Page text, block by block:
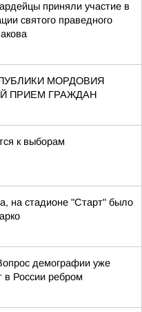
приняли участие в
святого праведного
МОРДОВИЯ
ПРИЕМ ГРАЖДАН
к выборам
на стадионе "Старт" было
демографии уже
в России ребром